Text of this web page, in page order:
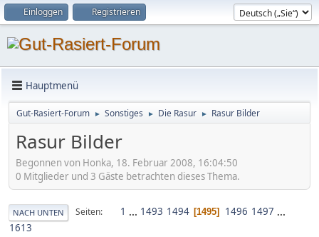
Einloggen Registrieren
Hauptmenü
Gut-Rasiert-Forum ► Sonstiges ► Die Rasur ► Rasur Bilder
Rasur Bilder
Begonnen von Honka, 18. Februar 2008, 16:04:50
0 Mitglieder und 3 Gäste betrachten dieses Thema.
NACH UNTEN Seiten 1 ... 1493 1494 1495 1496 1497 ...
1613